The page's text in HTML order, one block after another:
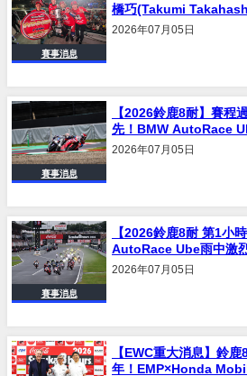
賽事消息
橋巧(Takumi
達八勝
2026年07月05日
賽事消息
【2026鈴鹿8耐】賽程
先！BMW AutoRace
隊第四，雨天威脅持續
2026年07月05日
賽事消息
【2026鈴鹿8耐 第1小
AutoRace Ube雨中激
×Elf Marc VDS摔車，首
2026年07月05日
【EWC重大消息】鈴
年！EMP×Honda